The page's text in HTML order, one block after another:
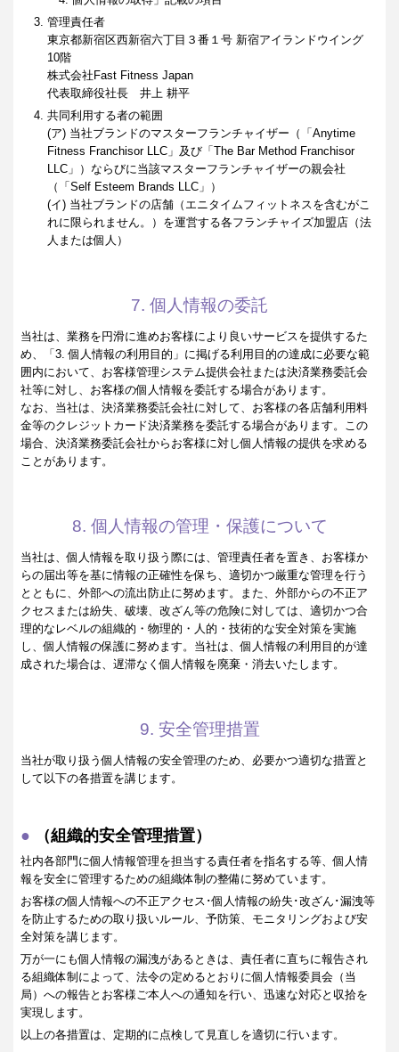
管理責任者
東京都新宿区西新宿六丁目３番１号 新宿アイランドウイング
10階
株式会社Fast Fitness Japan
代表取締役社長 井上 耕平
共同利用する者の範囲
(ア) 当社ブランドのマスターフランチャイザー（「Anytime
Fitness Franchisor LLC」及び「The Bar Method Franchisor
LLC」）ならびに当該マスターフランチャイザーの親会社
（「Self Esteem Brands LLC」）
(イ) 当社ブランドの店舗（エニタイムフィットネスを含むがこ
れに限られません。）を運営する各フランチャイズ加盟店（法
人または個人）
7. 個人情報の委託
当社は、業務を円滑に進めお客様により良いサービスを提供するた
め、「3. 個人情報の利用目的」に掲げる利用目的の達成に必要な範
囲内において、お客様管理システム提供会社または決済業務委託会
社等に対し、お客様の個人情報を委託する場合があります。
なお、当社は、決済業務委託会社に対して、お客様の各店舗利用料
金等のクレジットカード決済業務を委託する場合があります。この
場合、決済業務委託会社からお客様に対し個人情報の提供を求める
ことがあります。
8. 個人情報の管理・保護について
当社は、個人情報を取り扱う際には、管理責任者を置き、お客様か
らの届出等を基に情報の正確性を保ち、適切かつ厳重な管理を行う
とともに、外部への流出防止に努めます。また、外部からの不正ア
クセスまたは紛失、破壊、改ざん等の危険に対しては、適切かつ合
理的なレベルの組織的・物理的・人的・技術的な安全対策を実施
し、個人情報の保護に努めます。当社は、個人情報の利用目的が達
成された場合は、遅滞なく個人情報を廃棄・消去いたします。
9. 安全管理措置
当社が取り扱う個人情報の安全管理のため、必要かつ適切な措置と
して以下の各措置を講じます。
（組織的安全管理措置）
社内各部門に個人情報管理を担当する責任者を指名する等、個人情
報を安全に管理するための組織体制の整備に努めています。
お客様の個人情報への不正アクセス･個人情報の紛失･改ざん･漏洩等
を防止するための取り扱いルール、予防策、モニタリングおよび安
全対策を講じます。
万が一にも個人情報の漏洩があるときは、責任者に直ちに報告され
る組織体制によって、法令の定めるとおりに個人情報委員会（当
局）への報告とお客様ご本人への通知を行い、迅速な対応と収拾を
実現します。
以上の各措置は、定期的に点検して見直しを適切に行います。